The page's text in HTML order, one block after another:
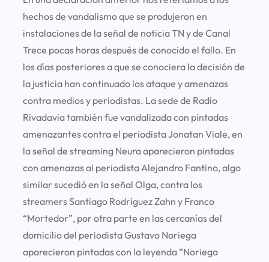
hechos de vandalismo que se produjeron en
instalaciones de la señal de noticia TN y de Canal
Trece pocas horas después de conocido el fallo. En
los días posteriores a que se conociera la decisión de
la justicia han continuado los ataque y amenazas
contra medios y periodistas. La sede de Radio
Rivadavia también fue vandalizada con pintadas
amenazantes contra el periodista Jonatan Viale, en
la señal de streaming Neura aparecieron pintadas
con amenazas al periodista Alejandro Fantino, algo
similar sucedió en la señal Olga, contra los
streamers Santiago Rodríguez Zahn y Franco
“Mortedor”, por otra parte en las cercanías del
domicilio del periodista Gustavo Noriega
aparecieron pintadas con la leyenda “Noriega